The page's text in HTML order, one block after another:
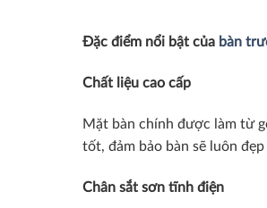
Đặc điểm nổi bật của bàn
Chất liệu cao cấp
Mặt bàn chính được làm từ
tốt, đảm bảo bàn sẽ luôn
Chân sắt sơn tĩnh điện